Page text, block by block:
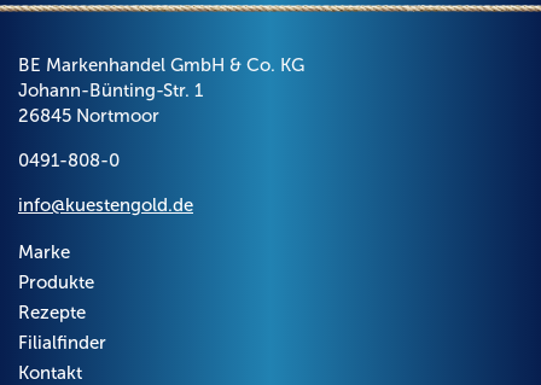
BE Markenhandel GmbH & Co. KG
Johann-Bünting-Str. 1
26845 Nortmoor
0491-808-0
info@kuestengold.de
Marke
Produkte
Rezepte
Filialfinder
Kontakt